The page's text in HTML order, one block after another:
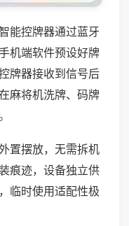
能控牌器通过蓝牙
机端软件预设好牌
牌器接收到信号后
麻将机洗牌、码牌
置摆放，无需拆机
痕迹，设备独立供
临时使用适配性极